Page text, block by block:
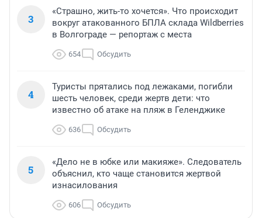
3
«Страшно, жить-то хочется». Что происходит
вокруг атакованного БПЛА склада Wildberries
в Волгограде — репортаж с места
654 Обсудить
4
Туристы прятались под лежаками, погибли
шесть человек, среди жертв дети: что
известно об атаке на пляж в Геленджике
636 Обсудить
5
«Дело не в юбке или макияже». Следователь
объяснил, кто чаще становится жертвой
изнасилования
606 Обсудить